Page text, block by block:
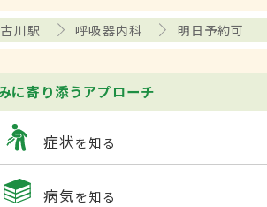
川駅 呼吸器内科 明日予約可
に寄り添うアプローチ
症状を知る
病気を知る